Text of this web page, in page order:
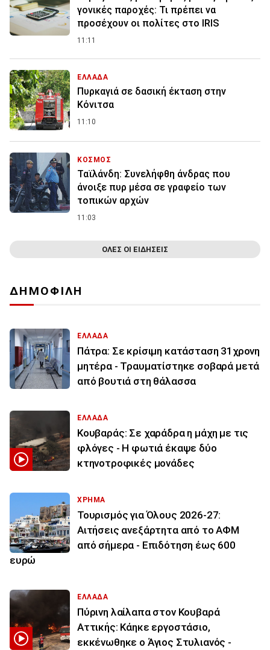
γονικές παροχές: Τι πρέπει να
προσέχουν οι πολίτες στο IRIS
11:11
ΕΛΛΑΔΑ
Πυρκαγιά σε δασική έκταση στην
Κόνιτσα
11:10
ΚΟΣΜΟΣ
Ταϊλάνδη: Συνελήφθη άνδρας που
άνοιξε πυρ μέσα σε γραφείο των
τοπικών αρχών
11:03
ΟΛΕΣ ΟΙ ΕΙΔΗΣΕΙΣ
ΔΗΜΟΦΙΛΗ
ΕΛΛΑΔΑ
Πάτρα: Σε κρίσιμη κατάσταση 31χρονη
μητέρα - Τραυματίστηκε σοβαρά μετά
από βουτιά στη θάλασσα
ΕΛΛΑΔΑ
Κουβαράς: Σε χαράδρα η μάχη με τις
φλόγες - Η φωτιά έκαψε δύο
κτηνοτροφικές μονάδες
ΧΡΗΜΑ
Τουρισμός για Όλους 2026-27:
Αιτήσεις ανεξάρτητα από το ΑΦΜ
από σήμερα - Επιδότηση έως 600
ευρώ
ΕΛΛΑΔΑ
Πύρινη λαίλαπα στον Κουβαρά
Αττικής: Κάηκε εργοστάσιο,
εκκένωθηκε ο Άγιος Στυλιανός -